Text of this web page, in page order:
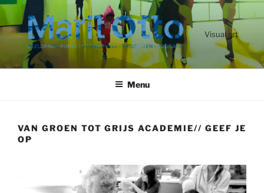
Ga
naar
de
Visual art
Menu
VAN GROEN TOT GRIJS ACADEMIE// GEEF JE
OP